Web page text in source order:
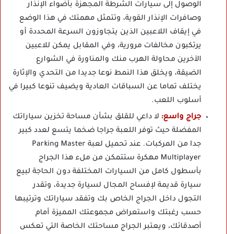
الوصول إلى سيارات الشرطة المجهزة بأضواء الإنذار
وصافرات الإنذار القوية، وتتمثل مهمتك في هذا الوضع
في إيقاف اللاعبين الذين يتجاوزون السرعة المحددة أو
يرتكبون مخالفات مرورية، وفي المقابل يمكن للاعبين
الآخرين محاولة الهرب منك والمناورة في الشوارع
الضيقة، ويخلق هذا النمط نوعا جديدا من التحدي والإثارة
يختلف تماما عن السباقات العادية ويضيف تنوعا كبيرا في
أسلوب اللعب.
جراج واسع: لا داعي للقلق بشأن مساحة تخزين سياراتك
المفضلة حيث توفر اللعبة جراجا ضخما يتسع لعدد كبير
جدا من المركبات. عند تحميل لعبة Parking Master
Multiplayer مهكرة ستتمكن من ملء هذا الجراج
بأسطول كامل من السيارات المختلفة دون الحاجة لبيع
سيارة قديمة لإفساح المجال لسيارة جديدة، وتقدر
التجول داخل الجراج الخاص بك وتفقد سياراتك وترتيبها
حسب رغبتك واستعراض مجموعتك المميزة أمام
أصدقائك، ويعتبر الجراج مساحتك الخاصة التي تعكس